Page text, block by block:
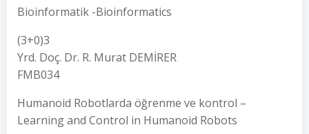
Bioinformatik -Bioinformatics
(3+0)3
Yrd. Doç. Dr. R. Murat DEMİRER
FMB034
Humanoid Robotlarda öğrenme ve kontrol –
Learning and Control in Humanoid Robots